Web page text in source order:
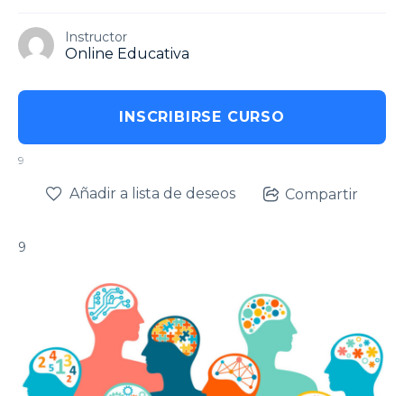
Instructor
Online Educativa
INSCRIBIRSE CURSO
9
Añadir a lista de deseos Compartir
9